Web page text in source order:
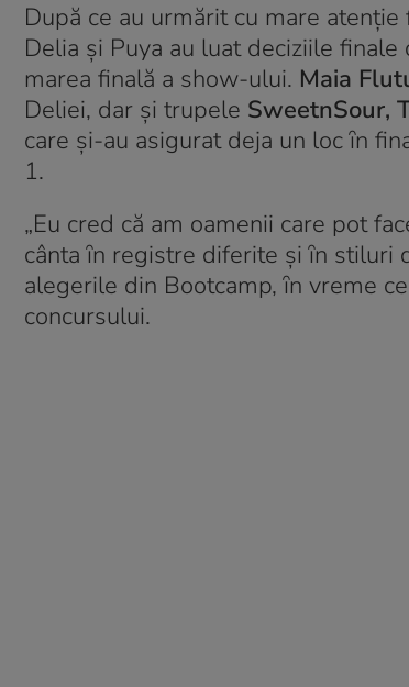
După ce au urmărit cu mare
Delia și Puya au luat deciziile
marea finală a show-ului. Maia
Deliei, dar și trupele SweetnSour,
care și-au asigurat deja un loc ȋn
1.
„Eu cred că am oamenii care pot
cânta ȋn registre diferite și ȋn stiluri
alegerile din Bootcamp, ȋn vreme
concursului.